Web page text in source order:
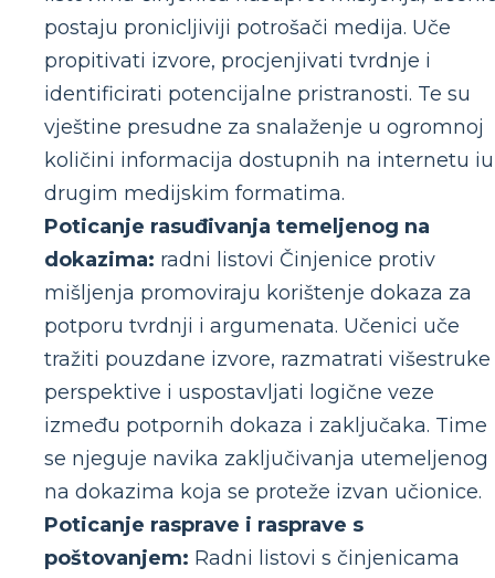
postaju pronicljiviji potrošači medija. Uče
propitivati ​​izvore, procjenjivati ​​tvrdnje i
identificirati potencijalne pristranosti. Te su
vještine presudne za snalaženje u ogromnoj
količini informacija dostupnih na internetu iu
drugim medijskim formatima.
Poticanje rasuđivanja temeljenog na
dokazima: radni listovi Činjenice protiv
mišljenja promoviraju korištenje dokaza za
potporu tvrdnji i argumenata. Učenici uče
tražiti pouzdane izvore, razmatrati višestruke
perspektive i uspostavljati logične veze
između potpornih dokaza i zaključaka. Time
se njeguje navika zaključivanja utemeljenog
na dokazima koja se proteže izvan učionice.
Poticanje rasprave i rasprave s
poštovanjem: Radni listovi s činjenicama